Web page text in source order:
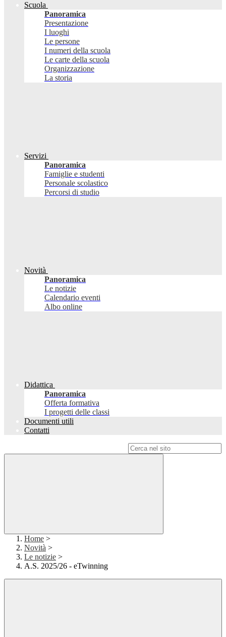
Scuola
Panoramica
Presentazione
I luoghi
Le persone
I numeri della scuola
Le carte della scuola
Organizzazione
La storia
Servizi
Panoramica
Famiglie e studenti
Personale scolastico
Percorsi di studio
Novità
Panoramica
Le notizie
Calendario eventi
Albo online
Didattica
Panoramica
Offerta formativa
I progetti delle classi
Documenti utili
Contatti
Home >
Novità >
Le notizie >
A.S. 2025/26 - eTwinning